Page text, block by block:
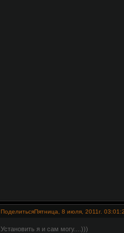
ПоделитьсяПятница, 8 июля, 2011г.
Установить я и сам могу....)))